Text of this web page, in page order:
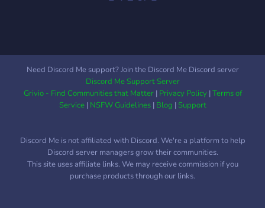
trabajar en equipo? ¡No lo pienses más y pásate por nuestro
Discord!
Need Discord Me support? Join the Discord Me Discord server
Discord Me Support Server
Grivio - Find Communities that Matter| Privacy Policy|Terms of
Service| NSFW Guidelines| Blog |Support
Discord Me is not affiliated with Discord. We're a platform to help
Discord server managers grow their communities.
This site uses affiliate links. We may receive commission if you
purchase products through our links.